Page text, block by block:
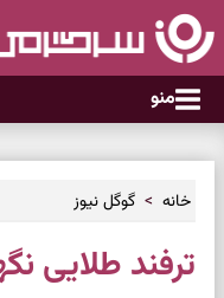
منو
خانه گوگل نیوز
ترفند طلایی